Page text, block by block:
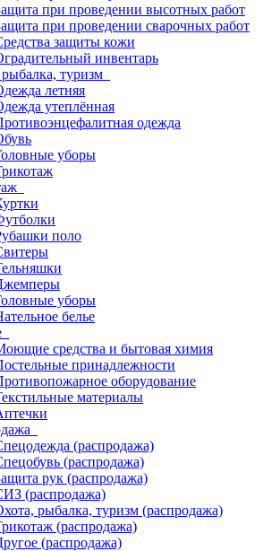
при проведении высотных работ
при проведении сварочных работ
защиты кожи
инвентарь
туризм
летняя
утеплённая
одежда
уборы
поло
уборы
белье
средства и бытовая химия
принадлежности
оборудование
материалы
(распродажа)
(распродажа)
рук (распродажа)
(распродажа)
рыбалка, туризм (распродажа)
(распродажа)
(распродажа)